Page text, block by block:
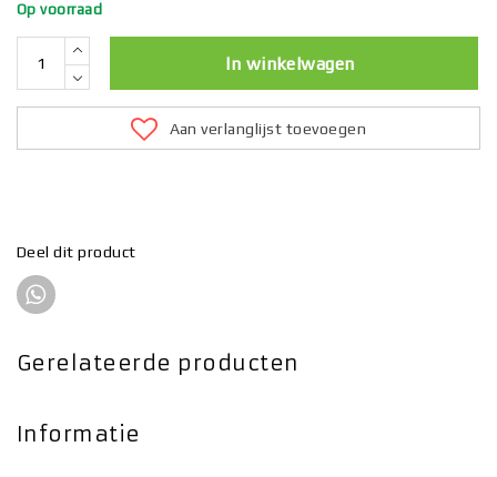
Op voorraad
In winkelwagen
Aan verlanglijst toevoegen
Deel dit product
Gerelateerde producten
Informatie